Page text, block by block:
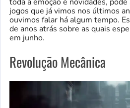
jogos que já vimos nos últimos
ouvimos falar há algum tempo.
de anos atrás sobre as quais
em junho.
Revolução Mecânica